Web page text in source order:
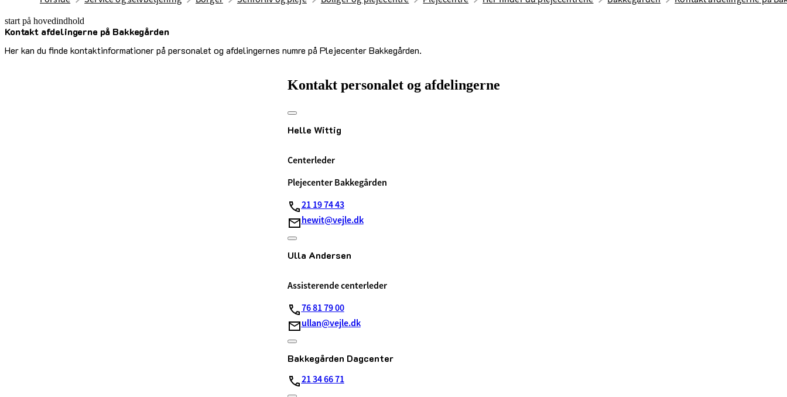
start på hovedindhold
Kontakt afdelingerne på Bakkegården
Her kan du finde kontaktinformationer på personalet og afdelingernes numre på Plejecenter Bakkegården.
senest opdateret 10. april 2025
Kontakt personalet og afdelingerne
Helle Wittig
Centerleder
Plejecenter Bakkegården
21 19 74 43
hewit@vejle.dk
Ulla Andersen
Assisterende centerleder
76 81 79 00
ullan@vejle.dk
Bakkegården Dagcenter
21 34 66 71